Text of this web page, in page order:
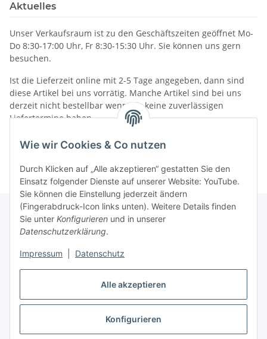
Alle akzeptieren
Konfigurieren
Wie wir Cookies & Co nutzen
Durch Klicken auf „Alle akzeptieren“ gestatten Sie den
Einsatz folgender Dienste auf unserer Website: YouTube.
Sie können die Einstellung jederzeit ändern
(Fingerabdruck-Icon links unten). Weitere Details finden
Sie unter Konfigurieren und in unserer
Datenschutzerklärung.
Impressum Datenschutz
Aktuelles
Unser Verkaufsraum ist zu den Geschäftszeiten geöffnet Mo-
Do 8:30-17:00 Uhr, Fr 8:30-15:30 Uhr. Sie können uns gern
besuchen.
Ist die Lieferzeit online mit 2-5 Tage angegeben, dann sind
diese Artikel bei uns vorrätig. Manche Artikel sind bei uns
derzeit nicht bestellbar wenn wir keine zuverlässigen
Liefertermine haben.
Informationen
Gesetzliche Informationen
Vertrag widerrufen